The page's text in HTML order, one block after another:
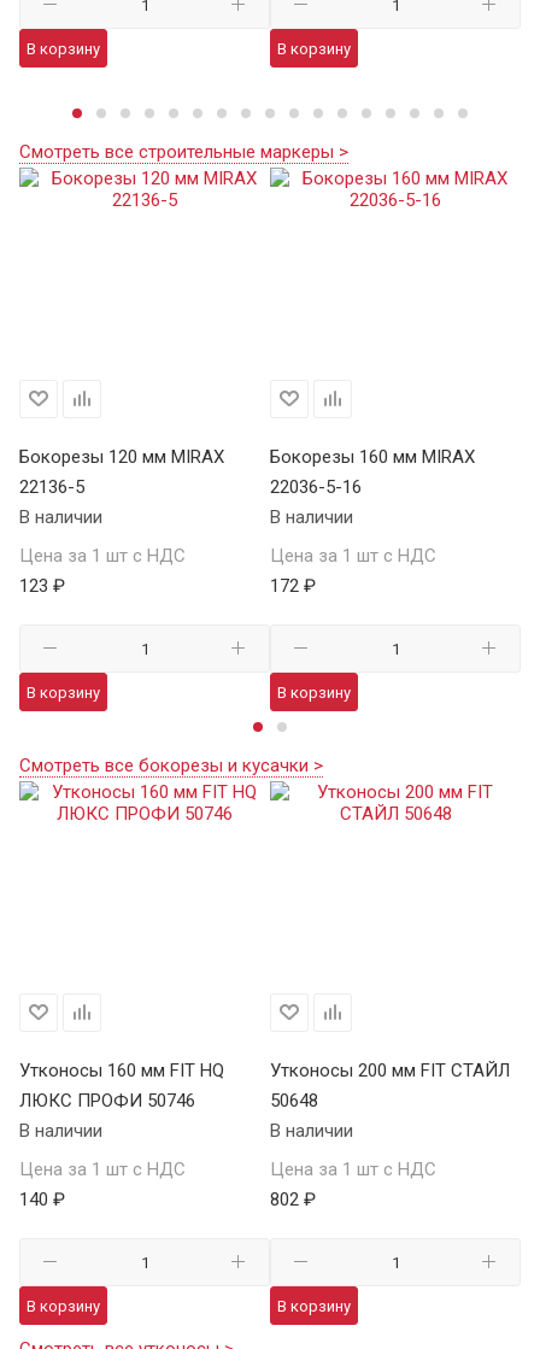
В корзину В корзину
Смотреть все строительные маркеры >
Бокорезы 120 мм MIRAX
22136-5
В наличии
Цена за 1 шт с НДС
123 ₽
В корзину
Бокорезы 160 мм MIRAX
22036-5-16
В наличии
Цена за 1 шт с НДС
172 ₽
В корзину
Смотреть все бокорезы и кусачки >
Утконосы 160 мм FIT HQ
ЛЮКС ПРОФИ 50746
В наличии
Цена за 1 шт с НДС
140 ₽
В корзину
Утконосы 200 мм FIT СТАЙЛ
50648
В наличии
Цена за 1 шт с НДС
802 ₽
В корзину